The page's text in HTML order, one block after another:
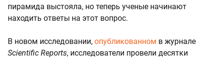
пирамида выстояла, но теперь ученые начинают
находить ответы на этот вопрос.
В новом исследовании, опубликованном в журнале
Scientific Reports, исследователи провели десятки